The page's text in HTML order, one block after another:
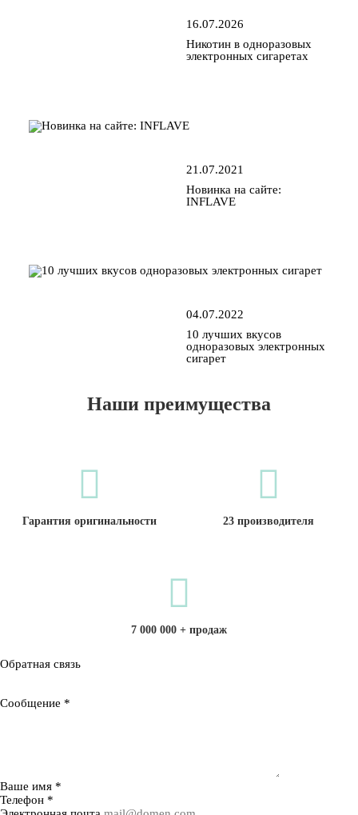
16.07.2026
Никотин в одноразовых
электронных сигаретах
21.07.2021
Новинка на сайте:
INFLAVE
04.07.2022
10 лучших вкусов
одноразовых электронных
сигарет
Наши преимущества
Гарантия оригинальности 23 производителя
7 000 000 + продаж
Обратная связь
Сообщение *
Ваше имя *
Телефон *